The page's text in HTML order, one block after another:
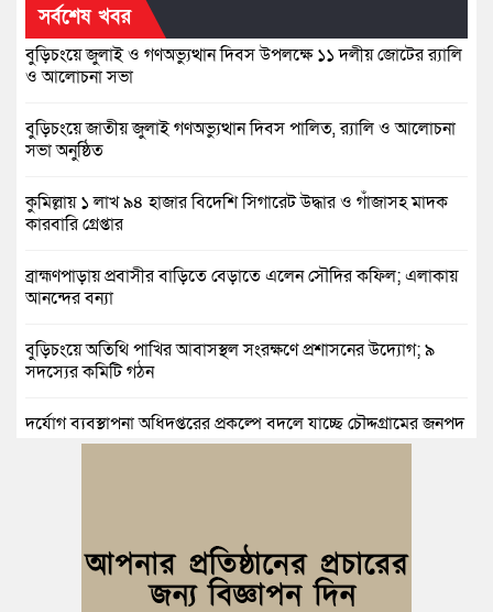
সর্বশেষ খবর
বুড়িচংয়ে জুলাই ও গণঅভ্যুত্থান দিবস উপলক্ষে ১১ দলীয় জোটের র‍্যালি
ও আলোচনা সভা
বুড়িচংয়ে জাতীয় জুলাই গণঅভ্যুত্থান দিবস পালিত, র‍্যালি ও আলোচনা
সভা অনুষ্ঠিত
কুমিল্লায় ১ লাখ ৯৪ হাজার বিদেশি সিগারেট উদ্ধার ও গাঁজাসহ মাদক
কারবারি গ্রেপ্তার
ব্রাহ্মণপাড়ায় প্রবাসীর বাড়িতে বেড়াতে এলেন সৌদির কফিল; এলাকায়
আনন্দের বন্যা
বুড়িচংয়ে অতিথি পাখির আবাসস্থল সংরক্ষণে প্রশাসনের উদ্যোগ; ৯
সদস্যের কমিটি গঠন
দুর্যোগ ব্যবস্থাপনা অধিদপ্তরের প্রকল্পে বদলে যাচ্ছে চৌদ্দগ্রামের জনপদ
জুলাই অভ্যুত্থানের দ্বিতীয় বর্ষপূর্তি উপলক্ষে কুমিল্লায় বর্ণাঢ্য র‍্যালি
আবারও নারী ইউএনও পেল ব্রাহ্মণপাড়াবাসী